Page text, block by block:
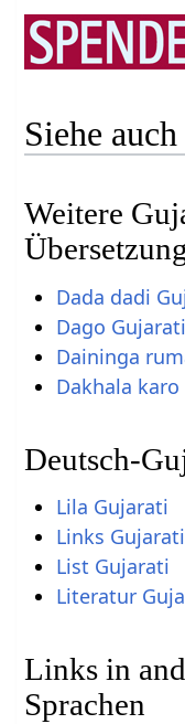
Siehe auch
Weitere
Dada dadi
Dago
Daininga
Dakhala
Deutsch-
Lila Gujarati
Links Gujarati
List Gujarati
Literatur
Links in
Sprachen